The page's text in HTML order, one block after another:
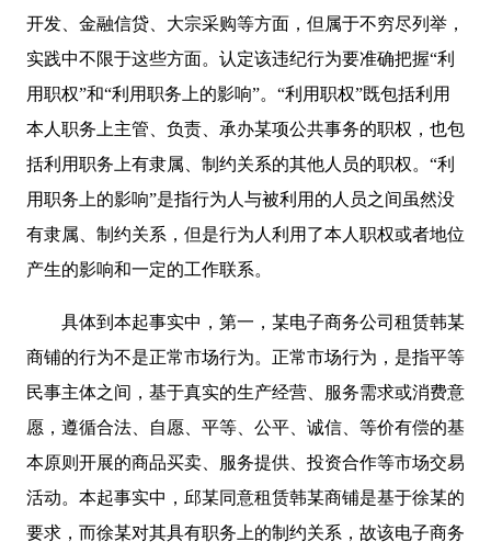
开发、金融信贷、大宗采购等方面，但属于不穷尽列举，
实践中不限于这些方面。认定该违纪行为要准确把握“利
用职权”和“利用职务上的影响”。“利用职权”既包括利用
本人职务上主管、负责、承办某项公共事务的职权，也包
括利用职务上有隶属、制约关系的其他人员的职权。“利
用职务上的影响”是指行为人与被利用的人员之间虽然没
有隶属、制约关系，但是行为人利用了本人职权或者地位
产生的影响和一定的工作联系。
具体到本起事实中，第一，某电子商务公司租赁韩某
商铺的行为不是正常市场行为。正常市场行为，是指平等
民事主体之间，基于真实的生产经营、服务需求或消费意
愿，遵循合法、自愿、平等、公平、诚信、等价有偿的基
本原则开展的商品买卖、服务提供、投资合作等市场交易
活动。本起事实中，邱某同意租赁韩某商铺是基于徐某的
要求，而徐某对其具有职务上的制约关系，故该电子商务